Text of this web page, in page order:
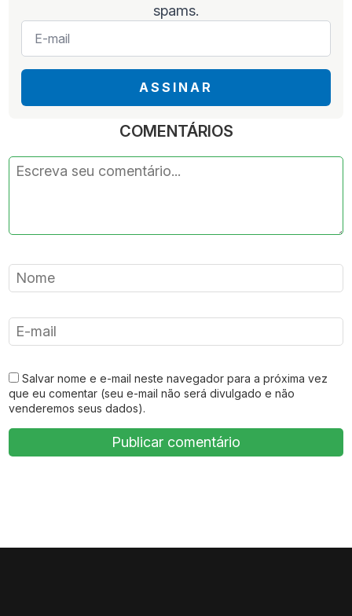
spams.
E-
mail
ASSINAR
COMENTÁRIOS
Salvar nome e e-mail neste navegador para a próxima vez
que eu comentar (seu e-mail não será divulgado e não
venderemos seus dados).